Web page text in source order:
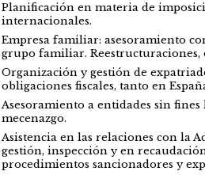
Planificación en materia de
internacionales.
Empresa familiar: asesoramiento
grupo familiar.
Organización y gestión de
obligaciones fiscales, tanto en
Asesoramiento a entidades sin
mecenazgo.
Asistencia en las relaciones con la
gestión, inspección y en
procedimientos sancionadores y